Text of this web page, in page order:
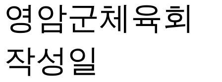
영암군체육회
작성일